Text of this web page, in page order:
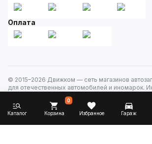
Оплата
© 2015–2026 Движком — сеть магазинов
для отечественных автомобилей и иномарок.
носит исключительно информационный
публичной офертой, определяемой
ст. 437 Гражданского кодекса РФ. Все права
Каталог Корзина
0
Избранное Гараж